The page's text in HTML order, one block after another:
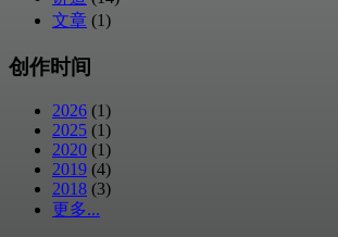
文章 (1)
创作时间
2026 (1)
2025 (1)
2020 (1)
2019 (4)
2018 (3)
更多...